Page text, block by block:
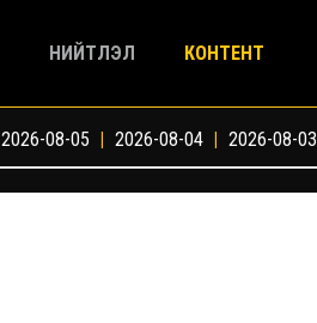
НИЙТЛЭЛ КОНТЕНТ
2026-08-05 | 2026-08-04 | 2026-08-03